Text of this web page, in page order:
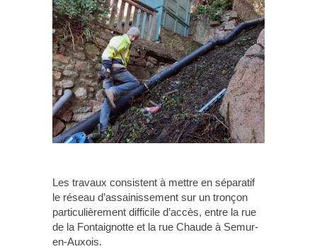
Les travaux consistent à mettre en séparatif
le réseau d’assainissement sur un tronçon
particulièrement difficile d’accès, entre la rue
de la Fontaignotte et la rue Chaude à Semur-
en-Auxois.